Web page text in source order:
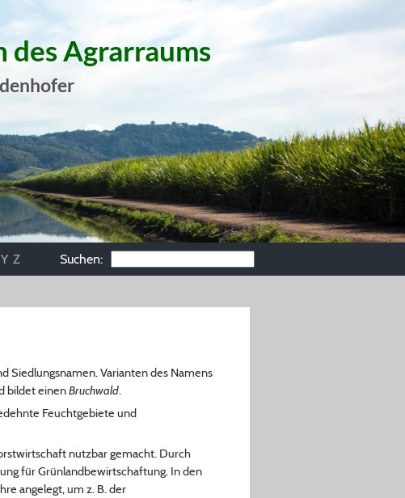
des Agrarraums
Y Z Suchen:
Siedlungsnamen. Varianten des Namens
bildet einenBruchwald.
Feuchtgebiete und
nutzbar gemacht. Durch
für Grünlandbewirtschaftung. In den
angelegt, um z. B. der